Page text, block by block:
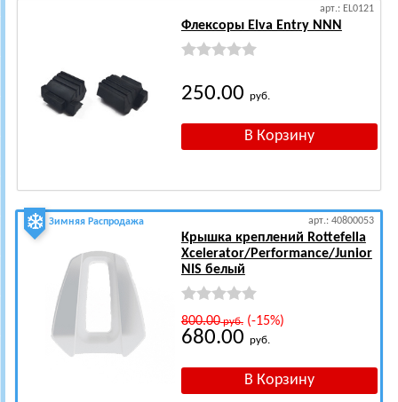
арт.: EL0121
Флексоры Elva Entry NNN
250.00 руб.
Зимняя Распродажа арт.: 40800053
Крышка креплений Rottefella
Xcelerator/Performance/Junior
NIS белый
800.00руб.(-15%)
680.00 руб.